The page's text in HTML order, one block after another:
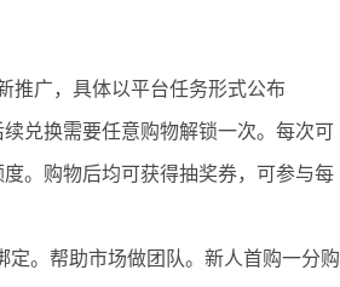
广，具体以平台任务形式公布
兑换需要任意购物解锁一次。每次可
。购物后均可获得抽奖券，可参与每
。帮助市场做团队。新人首购一分购